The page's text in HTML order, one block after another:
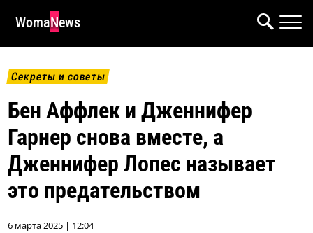
WomaNews
Секреты и советы
Бен Аффлек и Дженнифер
Гарнер снова вместе, а
Дженнифер Лопес называет
это предательством
6 марта 2025 | 12:04